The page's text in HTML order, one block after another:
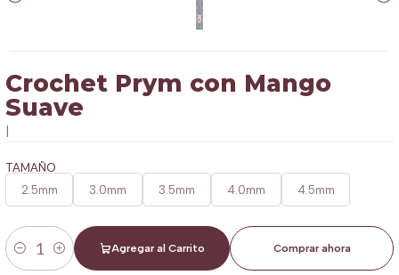
Crochet Prym con Mango
Suave
TAMAÑO
2.5mm
3.0mm 3.5mm 4.0mm 4.5mm
Cantidad
Agregar al Carrito Comprar ahora